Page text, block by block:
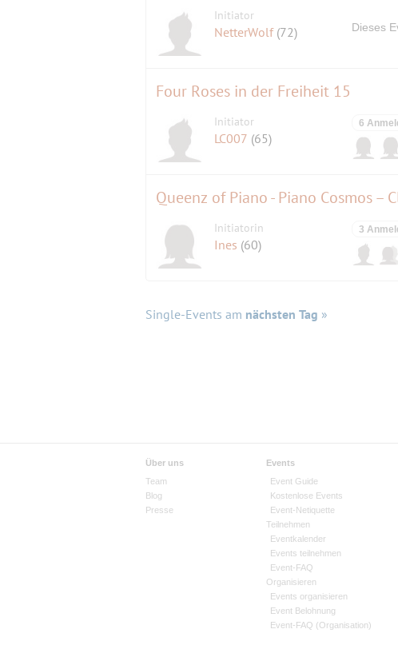
Initiator
NetterWolf (72) Dieses
Four Roses in der Freiheit 15
Initiator
LC007 (65)
6
Queenz of Piano - Piano Cosmos –
Initiatorin
Ines (60)
3
Single-Events am nächsten Tag »
Über uns
Team
Blog
Presse
Events
Event Guide
Kostenlose Events
Event-Netiquette
Teilnehmen
Eventkalender
Events teilnehmen
Event-FAQ
Organisieren
Events organisieren
Event Belohnung
Event-FAQ (Organisation)